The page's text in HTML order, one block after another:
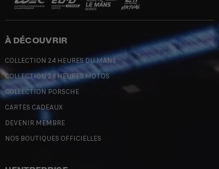
À DÉCOUVRIR
COLLECTION 24 HEURES DU MANS
COLLECTION 24 HEURES MOTOS
COLLECTION PORSCHE
CARTES CADEAUX
DEVENIR MEMBRE
NOS BOUTIQUES OFFICIELLES